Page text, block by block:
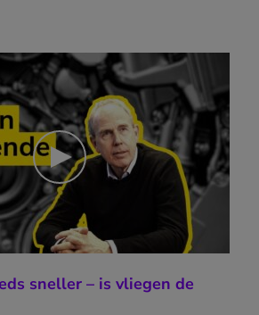
sneller – is vliegen de